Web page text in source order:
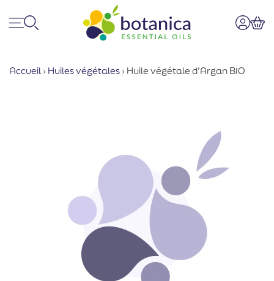
Accueil › Huiles végétales › Huile végétale d’Argan BIO